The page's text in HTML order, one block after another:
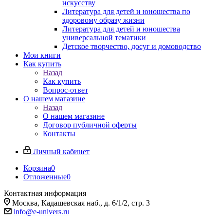
искусству
Литература для детей и юношества по
здоровому образу жизни
Литература для детей и юношества
универсальной тематики
Детское творчество, досуг и домоводство
Мои книги
Как купить
Назад
Как купить
Вопрос-ответ
О нашем магазине
Назад
О нашем магазине
Договор публичной оферты
Контакты
Личный кабинет
Корзина0
Отложенные0
Контактная информация
Москва, Кадашевская наб., д. 6/1/2, стр. 3
info@e-univers.ru